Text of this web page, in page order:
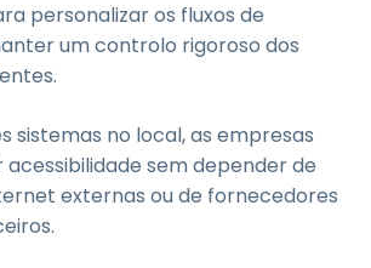
personalizar os fluxos de
um controlo rigoroso dos
sistemas no local, as empresas
sem depender de
externas ou de fornecedores